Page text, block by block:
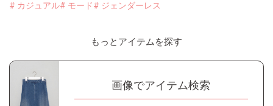
# カジュアル# モード# ジェンダーレス
もっとアイテムを探す
画像でアイテム検索